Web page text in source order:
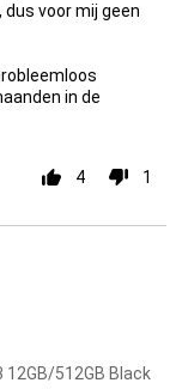
voor mij geen
in de
4 1
512GB Black